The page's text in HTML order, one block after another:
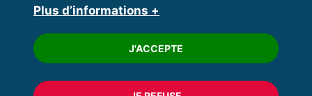
Plus d’informations +
J'ACCEPTE
Trouver un club
Formation